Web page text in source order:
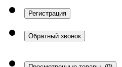
Регистрация
Обратный звонок